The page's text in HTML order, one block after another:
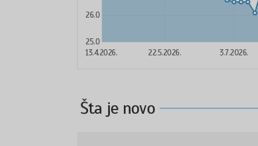
13.4.2026. 22.5.2026. 3.7.2026.
25.0
26.0
Šta je novo